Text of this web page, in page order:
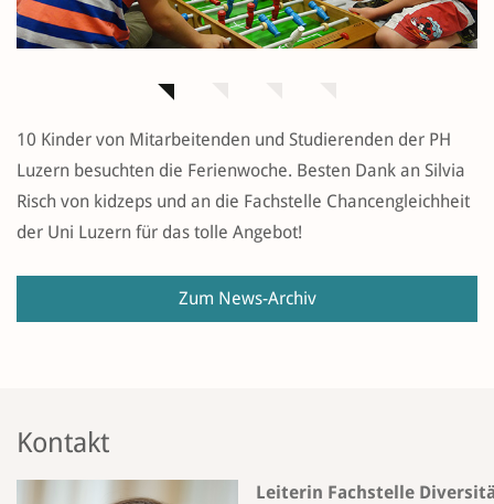
10 Kinder von Mitarbeitenden und Studierenden der PH
Luzern besuchten die Ferienwoche. Besten Dank an Silvia
Risch von kidzeps und an die Fachstelle Chancengleichheit
der Uni Luzern für das tolle Angebot!
Zum News-Archiv
Kontakt
Leiterin Fachstelle